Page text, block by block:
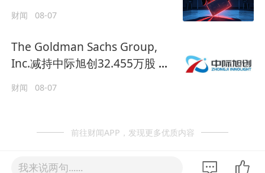
财闻 08-07
The Goldman Sachs Group,
Inc.减持中际旭创32.455万股 每
财闻 08-07
前往财闻APP，发现更多优质内容
我来说两句......